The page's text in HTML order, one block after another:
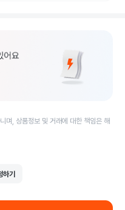
며, 상품정보 및 거래에 대한 책임은 해
하기